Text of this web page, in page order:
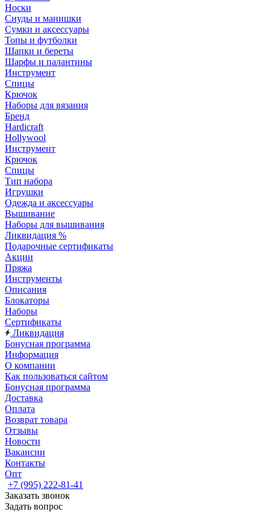
Носки
Снуды и манишки
Сумки и аксессуары
Топы и футболки
Шапки и береты
Шарфы и палантины
Инструмент
Спицы
Крючок
Наборы для вязания
Бренд
Hardicraft
Hollywool
Инструмент
Крючок
Спицы
Тип набора
Игрушки
Одежда и аксессуары
Вышивание
Наборы для вышивания
Ликвидация %
Подарочные сертификаты
Акции
Пряжа
Инструменты
Описания
Блокаторы
Наборы
Сертификаты
Ликвидация
Бонусная программа
Информация
О компании
Как пользоваться сайтом
Бонусная программа
Доставка
Оплата
Возврат товара
Отзывы
Новости
Вакансии
Контакты
Опт
+7 (995) 222-81-41
Заказать звонок
Задать вопрос